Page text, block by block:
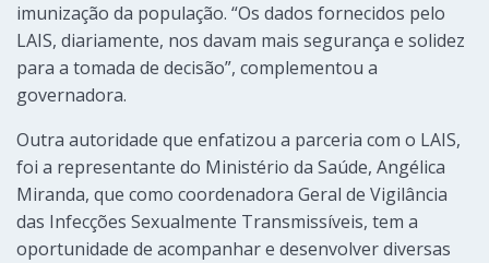
imunização da população. “Os dados fornecidos pelo
LAIS, diariamente, nos davam mais segurança e solidez
para a tomada de decisão”, complementou a
governadora.
Outra autoridade que enfatizou a parceria com o LAIS,
foi a representante do Ministério da Saúde, Angélica
Miranda, que como coordenadora Geral de Vigilância
das Infecções Sexualmente Transmissíveis, tem a
oportunidade de acompanhar e desenvolver diversas